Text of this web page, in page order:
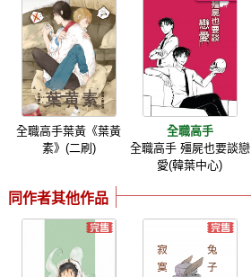
全職高手葉黃《葉黃
素》(二刷)
全職高手
全職高手 殭屍也要談戀
愛(韓葉中心)
同作者其他作品